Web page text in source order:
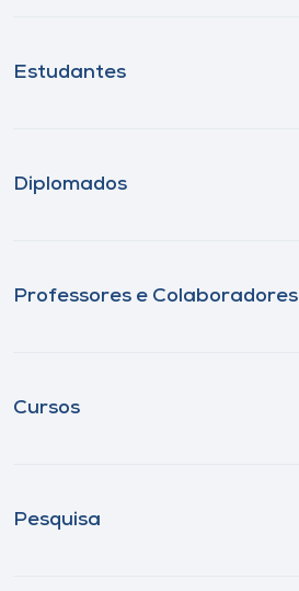
Estudantes
Diplomados
Professores e Colaboradores
Cursos
Pesquisa